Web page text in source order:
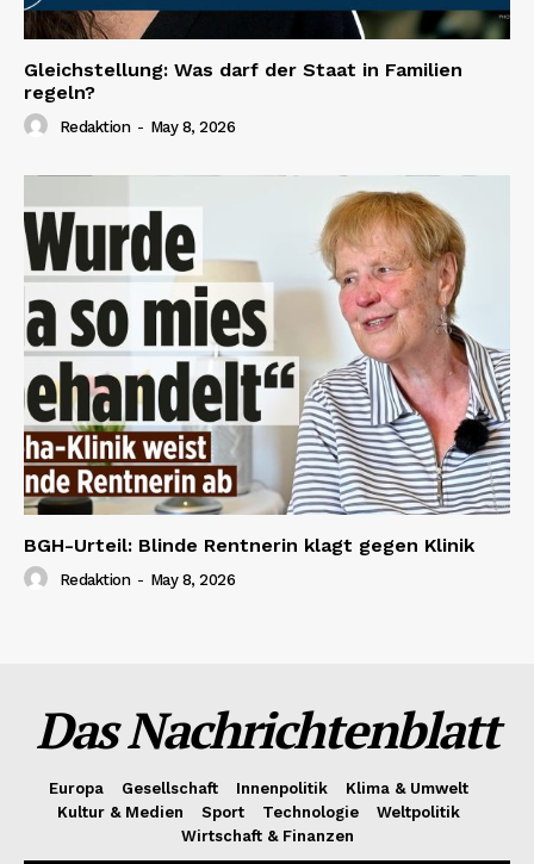
Gleichstellung: Was darf der Staat in Familien
regeln?
Redaktion - May 8, 2026
BGH-Urteil: Blinde Rentnerin klagt gegen Klinik
Redaktion - May 8, 2026
Das Nachrichtenblatt
Europa Gesellschaft Innenpolitik
Klima & Umwelt
Kultur & Medien
Sport Technologie
Weltpolitik
Wirtschaft & Finanzen